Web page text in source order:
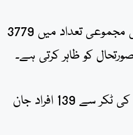
جاں بحق ہونے والوں میں 329 مرد، 51 خواتین، 41 بچے اور 11 بچیاں شامل ہیں۔ زخمیوں کی مجموعی تعداد میں 3779
اعداد و شمار کے مطابق کراچی میں رواں سال کے 158 دنوں کے دوران ہیوی ٹریفک گاڑیوں کی ٹکر سے 139 افراد جان